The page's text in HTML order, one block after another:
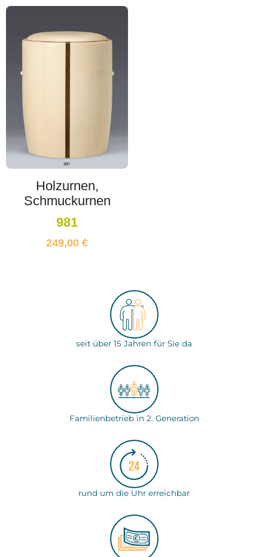
Holzurnen,
Schmuckurnen
981
249,00 €
seit über 15 Jahren für Sie da
Familienbetrieb in 2. Generation
rund um die Uhr erreichbar